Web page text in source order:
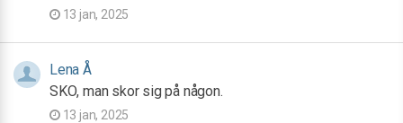
13 jan, 2025
Lena Å
SKO, man skor sig på någon.
13 jan, 2025